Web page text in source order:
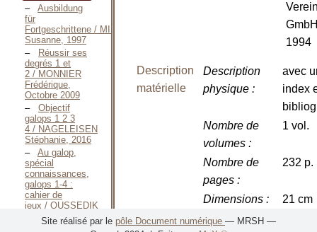
Ausbildung
für
Fortgeschrittene / MIESNER
Susanne, 1997
Réussir ses
degrés 1 et
2 / MONNIER
Frédérique,
Octobre 2009
Objectif
galops 1 2 3
4 / NAGELEISEN
Stéphanie, 2016
Au galop,
spécial
connaissances,
galops 1-4 :
cahier de
jeux / OUSSEDIK
Marine, Juin
2010
1994
Description
matérielle
Description
physique:
avec
index
Nombre de
volumes:
1 vol.
Nombre de
pages:
232 p.
Dimensions:
21 cm
Illustrations:
Site réalisé par le pôle Document numérique — MRSH —